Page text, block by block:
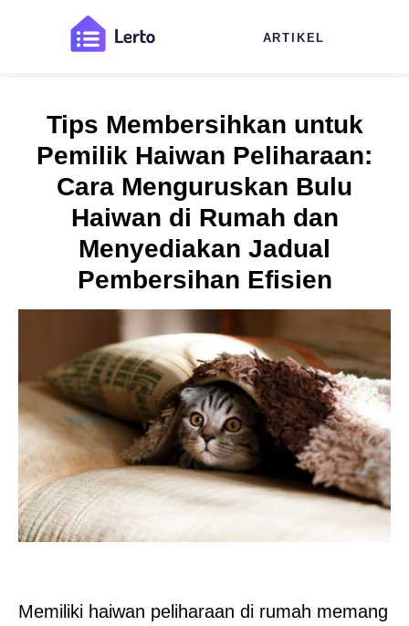
ARTIKEL
Tips Membersihkan untuk
Pemilik Haiwan Peliharaan:
Cara Menguruskan Bulu
Haiwan di Rumah dan
Menyediakan Jadual
Pembersihan Efisien
Memiliki haiwan peliharaan di rumah memang